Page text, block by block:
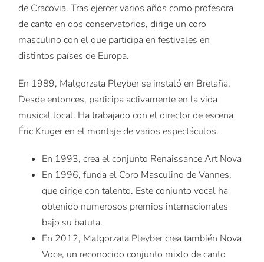
de Cracovia. Tras ejercer varios años como profesora
de canto en dos conservatorios, dirige un coro
masculino con el que participa en festivales en
distintos países de Europa.
En 1989, Malgorzata Pleyber se instaló en Bretaña.
Desde entonces, participa activamente en la vida
musical local. Ha trabajado con el director de escena
Éric Kruger en el montaje de varios espectáculos.
En 1993, crea el conjunto Renaissance Art Nova
En 1996, funda el Coro Masculino de Vannes,
que dirige con talento. Este conjunto vocal ha
obtenido numerosos premios internacionales
bajo su batuta.
En 2012, Malgorzata Pleyber crea también Nova
Voce, un reconocido conjunto mixto de canto